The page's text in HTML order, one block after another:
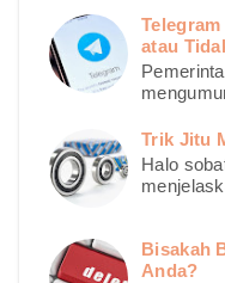
atau
Trik Jitu
Halo
Bisakah
Anda?